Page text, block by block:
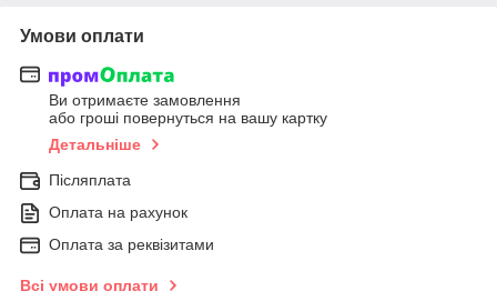
Умови оплати
Ви отримаєте замовлення
або гроші повернуться на вашу картку
Детальніше
Післяплата
Оплата на рахунок
Оплата за реквізитами
Всі умови оплати